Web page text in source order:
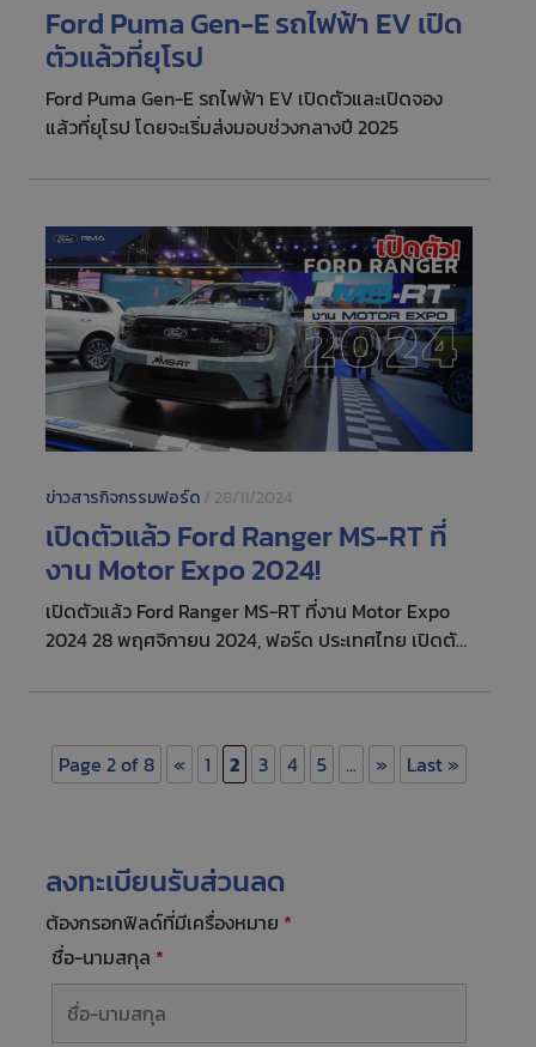
Ford Puma Gen-E รถไฟฟ้า EV เปิด
ตัวแล้วที่ยุโรป
Ford Puma Gen-E รถไฟฟ้า EV เปิดตัวและเปิดจอง
แล้วที่ยุโรป โดยจะเริ่มส่งมอบช่วงกลางปี 2025
ข่าวสารกิจกรรมฟอร์ด/ 28/11/2024
เปิดตัวแล้ว Ford Ranger MS-RT ที่
งาน Motor Expo 2024!
เปิดตัวแล้ว Ford Ranger MS-RT ที่งาน Motor Expo
2024 28 พฤศจิกายน 2024, ฟอร์ด ประเทศไทย เปิดตัว
แห่งประเทศไทย ครั้งที่ 41 (Motor Expo 2024) ณ อิม
Group ออกแบบรถกระบะที่ได้รับแรงบันดาลใจจากการ
แข่งขันแรลลี ขึ้นชื่อว่าเป็น ‘สุดยอดรถกระบะทางเรียบ’
สนุกในการขับขี่ ระหว่างวันที่ 28-29 พฤศจิกายน 2024
สื่อมวลชนที่ได้รับเลือกจะมีโอกาสสัมภาษณ์ James Bull
ผู้จัดการฝ่ายขายจาก MS-RT เพื่อรับข้อมูลเชิงลึกเกี่ยว
กับความร่วมมือครั้งนี้และคุณสมบัติทางเทคนิคที่ทำให้ฟ
อร์ด เรนเจอร์ที่มีการตกแต่งสไตล์ MS-RT แตกต่างจาก
รุ่นอื่นๆ การสัมภาษณ์จะจัดขึ้นที่บูธฟอร์ด …
Page 2 of 8 « 1 2 3 4 5 ... » Last »
ลงทะเบียนรับส่วนลด
ต้องกรอกฟิลด์ที่มีเครื่องหมาย *
ชื่อ-นามสกุล *